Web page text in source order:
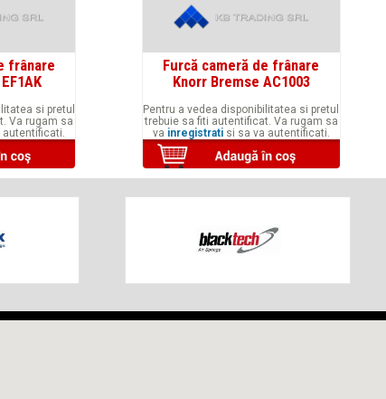
frânare
si pretul
Va rugam sa
autentificati.
Furcă cameră de frânare
Knorr Bremse AC1003
Pentru a vedea disponibilitatea si pretul
trebuie sa fiti autentificat. Va rugam sa
va inregistratisi sa va autentificati.